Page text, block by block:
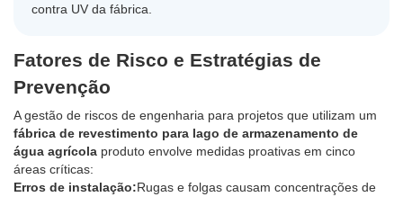
contra UV da fábrica.
Fatores de Risco e Estratégias de
Prevenção
A gestão de riscos de engenharia para projetos que utilizam um
fábrica de revestimento para lago de armazenamento de
água agrícola produto envolve medidas proativas em cinco
áreas críticas:
Erros de instalação:Rugas e folgas causam concentrações de